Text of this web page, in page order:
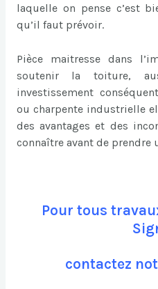
laquelle on pense c’est
qu’il faut prévoir.
Pièce maitresse dans
soutenir la toiture,
investissement
ou charpente industrielle
des avantages et des
connaître avant de prendre
Pour tous
contactez